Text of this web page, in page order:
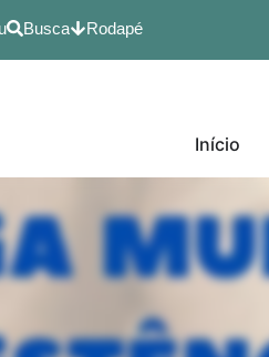
Busca Rodapé
Início